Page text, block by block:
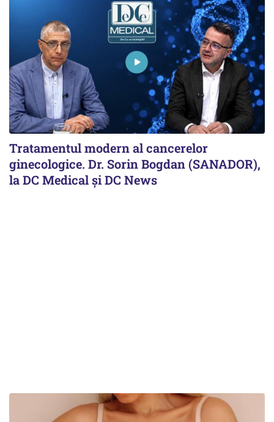
Tratamentul modern al cancerelor
ginecologice. Dr. Sorin Bogdan (SANADOR),
la DC Medical și DC News